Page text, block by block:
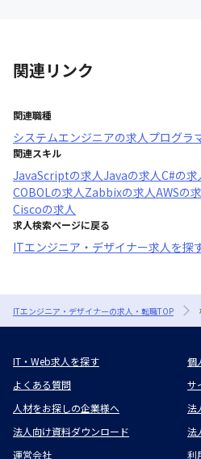
関連リンク
関連職種
システムエンジニアの求人 プログラ
関連スキル
JavaScriptの求人Javaの求人C#の求
COBOLの求人 Zabbixの求人AWSの
Ciscoの求人
求人検索ページに戻る
ITエンジニア・デザイナー求人を探
ITエンジニア・デザイナーの求人・転職TOP
IT・Web求人を探す
個
よくある質問
サ
人材をお探しの企業様へ
法
法人向け資料ダウンロード
法
運営会社
利